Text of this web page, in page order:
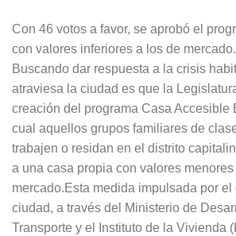
Con 46 votos a favor, se aprobó el
con valores inferiores a los de mercado.
Buscando dar respuesta a la crisis
atraviesa la ciudad es que la
creación del programa Casa Accesible
cual aquellos grupos familiares de
trabajen o residan en el distrito
a una casa propia con valores menores
mercado.Esta medida impulsada por el
ciudad, a través del Ministerio de
Transporte y el Instituto de la Vivienda